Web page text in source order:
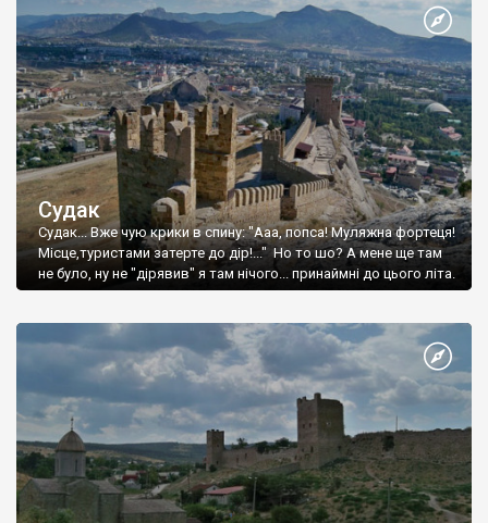
Судак
Судак... Вже чую крики в спину: "Ааа, попса! Муляжна фортеця!
Місце,туристами затерте до дір!..." Но то шо? А мене ще там
не було, ну не "дірявив" я там нічого... принаймні до цього літа.